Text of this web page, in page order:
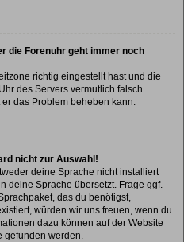
die Forenuhr geht immer noch
richtig eingestellt hast und die
des Servers vermutlich falsch.
das Problem beheben kann.
nicht zur Auswahl!
deine Sprache nicht installiert
deine Sprache übersetzt. Frage ggf.
das du benötigst,
würden wir uns freuen, wenn du
dazu können auf der Website
gefunden werden.